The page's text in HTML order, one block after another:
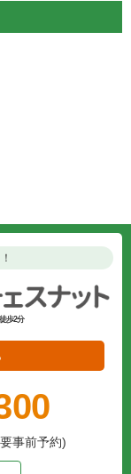
歩2分
事前予約)